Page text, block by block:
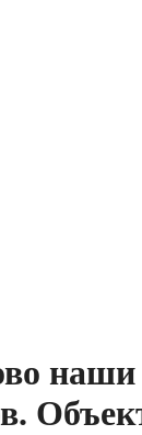
наши